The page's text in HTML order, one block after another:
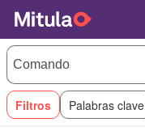
Filtros Palabras clave